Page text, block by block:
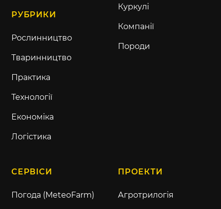
РУБРИКИ
Рослинництво
Тваринництво
Практика
Технології
Економіка
Логістика
Куркулі
Компанії
Породи
СЕРВІСИ
Погода (MeteoFarm)
ПРОЕКТИ
Агротрилогія